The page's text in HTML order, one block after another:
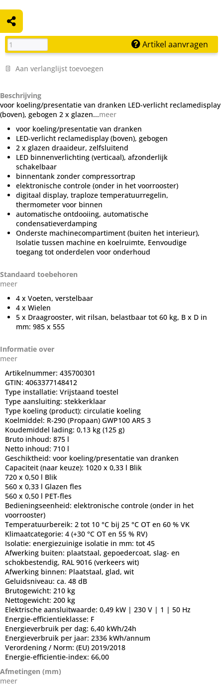
Artikel aanvragen
Aan verlanglijst toevoegen
Beschrijving
voor koeling/presentatie van dranken LED-verlicht reclamedisplay
(boven), gebogen 2 x glazen...meer
voor koeling/presentatie van dranken
LED-verlicht reclamedisplay (boven), gebogen
2 x glazen draaideur, zelfsluitend
LED binnenverlichting (verticaal), afzonderlijk
schakelbaar
binnentank zonder compressortrap
elektronische controle (onder in het voorrooster)
digitaal display, traploze temperatuurregelin,
thermometer voor binnen
automatische ontdooiing, automatische
condensatieverdamping
Onderste machinecompartiment (buiten het interieur),
Isolatie tussen machine en koelruimte, Eenvoudige
toegang tot onderdelen voor onderhoud
Standaard toebehoren
meer
4 x Voeten, verstelbaar
4 x Wielen
5 x Draagrooster, wit rilsan, belastbaar tot 60 kg, B x D in
mm: 985 x 555
Informatie over
meer
Artikelnummer: 435700301
GTIN: 4063377148412
Type installatie: Vrijstaand toestel
Type aansluiting: stekkerklaar
Type koeling (product): circulatie koeling
Koelmiddel: R-290 (Propaan) GWP100 AR5 3
Koudemiddel lading: 0,13 kg (125 g)
Bruto inhoud: 875 l
Netto inhoud: 710 l
Geschiktheid: voor koeling/presentatie van dranken
Capaciteit (naar keuze): 1020 x 0,33 l Blik
720 x 0,50 l Blik
560 x 0,33 l Glazen fles
560 x 0,50 l PET-fles
Bedieningseenheid: elektronische controle (onder in het
voorrooster)
Temperatuurbereik: 2 tot 10 °C bij 25 °C OT en 60 % VK
Klimaatcategorie: 4 (+30 °C OT en 55 % RV)
Isolatie: energiezuinige isolatie in mm: tot 45
Afwerking buiten: plaatstaal, gepoedercoat, slag- en
schokbestendig, RAL 9016 (verkeers wit)
Afwerking binnen: Plaatstaal, glad, wit
Geluidsniveau: ca. 48 dB
Brutogewicht: 210 kg
Nettogewicht: 200 kg
Elektrische aansluitwaarde: 0,49 kW | 230 V | 1 | 50 Hz
Energie-efficientieklasse: F
Energieverbruik per dag: 6,40 kWh/24h
Energieverbruik per jaar: 2336 kWh/annum
Verordening / Norm: (EU) 2019/2018
Energie-efficientie-index: 66,00
Afmetingen (mm)
meer